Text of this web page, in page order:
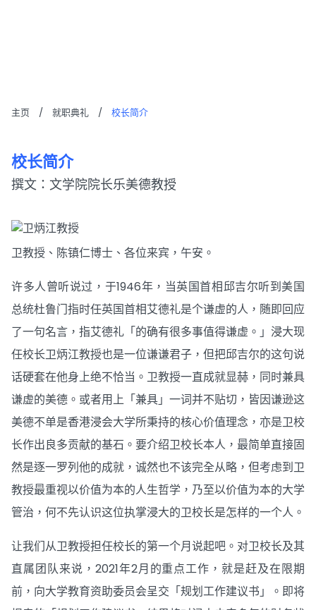
主页 / 就职典礼 / 校长简介
校长简介
撰文：文学院院长乐美德教授
卫教授、陈镇仁博士、各位来宾，午安。
许多人曾听说过，于1946年，当英国首相邱吉尔听到美国
总统杜鲁门指时任英国首相艾德礼是个谦虚的人，随即回应
了一句名言，指艾德礼「的确有很多事值得谦虚。」浸大现
任校长卫炳江教授也是一位谦谦君子，但把邱吉尔的这句说
话硬套在他身上绝不恰当。卫教授一直成就显赫，同时兼具
谦虚的美德。或者用上「兼具」一词并不贴切，皆因谦逊这
美德不单是香港浸会大学所秉持的核心价值理念，亦是卫校
长作出良多贡献的基石。要介绍卫校长本人，最简单直接固
然是逐一罗列他的成就，诚然也不该完全从略，但考虑到卫
教授最重视以价值为本的人生哲学，乃至以价值为本的大学
管治，何不先认识这位执掌浸大的卫校长是怎样的一个人。
让我们从卫教授担任校长的第一个月说起吧。对卫校长及其
直属团队来说，2021年2月的重点工作，就是赶及在限期
前，向大学教育资助委员会呈交「规划工作建议书」。即将